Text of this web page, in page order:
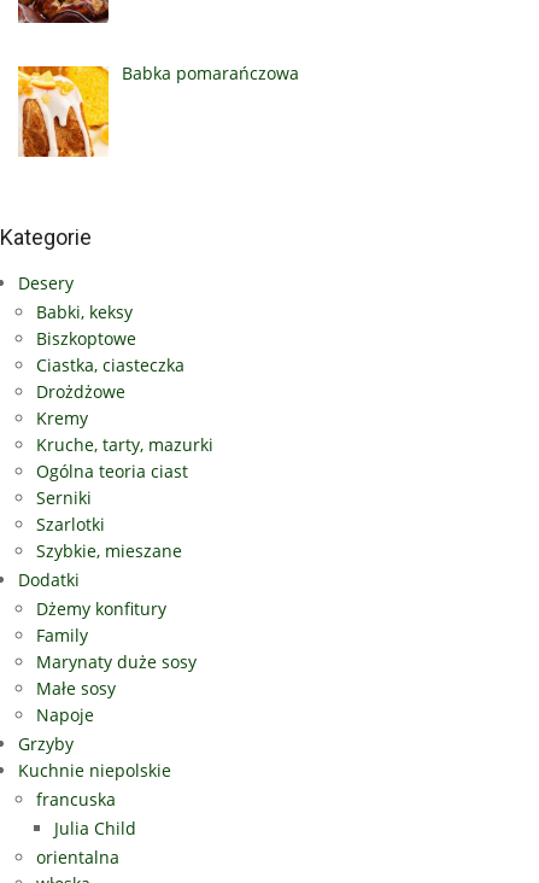
Babka pomarańczowa
Kategorie
Desery
Babki, keksy
Biszkoptowe
Ciastka, ciasteczka
Drożdżowe
Kremy
Kruche, tarty, mazurki
Ogólna teoria ciast
Serniki
Szarlotki
Szybkie, mieszane
Dodatki
Dżemy konfitury
Family
Marynaty duże sosy
Małe sosy
Napoje
Grzyby
Kuchnie niepolskie
francuska
Julia Child
orientalna